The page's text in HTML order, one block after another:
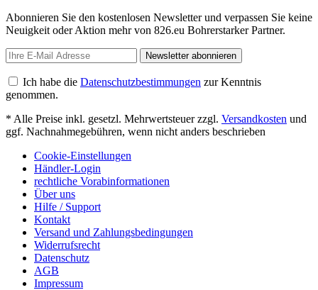
Abonnieren Sie den kostenlosen Newsletter und verpassen Sie keine
Neuigkeit oder Aktion mehr von 826.eu Bohrerstarker Partner.
Newsletter abonnieren
Ich habe die Datenschutzbestimmungen zur Kenntnis
genommen.
* Alle Preise inkl. gesetzl. Mehrwertsteuer zzgl. Versandkosten und
ggf. Nachnahmegebühren, wenn nicht anders beschrieben
Cookie-Einstellungen
Händler-Login
rechtliche Vorabinformationen
Über uns
Hilfe / Support
Kontakt
Versand und Zahlungsbedingungen
Widerrufsrecht
Datenschutz
AGB
Impressum